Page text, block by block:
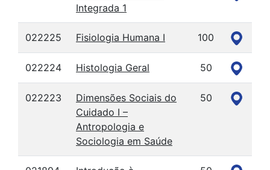
Integrada 1
022225 Fisiologia Humana I 100
022224 Histologia Geral 50
022223
Dimensões Sociais do
Cuidado I –
Antropologia e
Sociologia em Saúde
50